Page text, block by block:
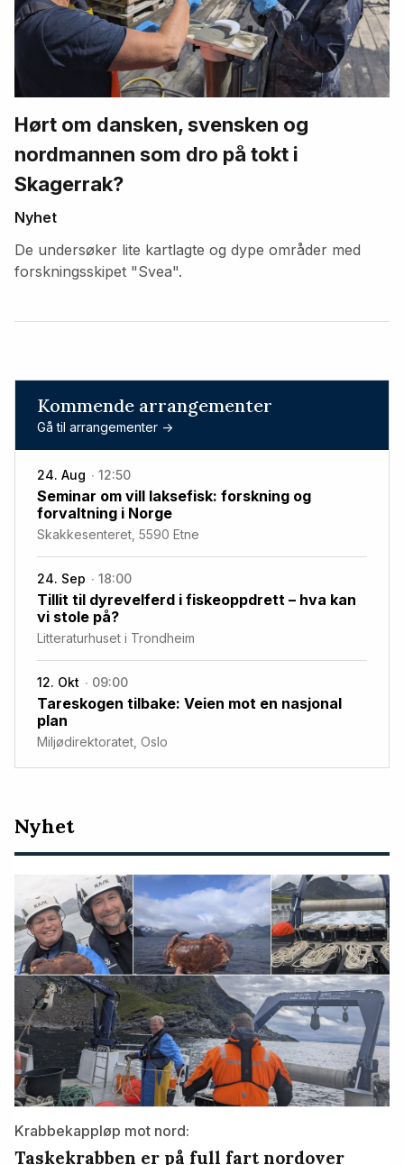
Hørt om dansken, svensken og
nordmannen som dro på tokt i
Skagerrak?
Nyhet
De undersøker lite kartlagte og dype områder med
forskningsskipet "Svea".
Kommende arrangementer
Gå til arrangementer ->
24. Aug 12:50
Seminar om vill laksefisk: forskning og
forvaltning i Norge
Skakkesenteret, 5590 Etne
24. Sep 18:00
Tillit til dyrevelferd i fiskeoppdrett – hva kan
vi stole på?
Litteraturhuset i Trondheim
12. Okt 09:00
Tareskogen tilbake: Veien mot en nasjonal
plan
Miljødirektoratet, Oslo
Nyeste
artikler
Nyhet
Krabbekappløp mot nord:
Taskekrabben er på full fart nordover